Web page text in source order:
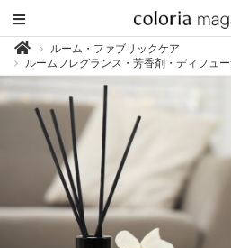
カ
ラ
リ
ア
ガ
ジ
ン
ィ
ア
ルーム・ファブリックケア
ルームフレグランス・芳香剤・ディフュ